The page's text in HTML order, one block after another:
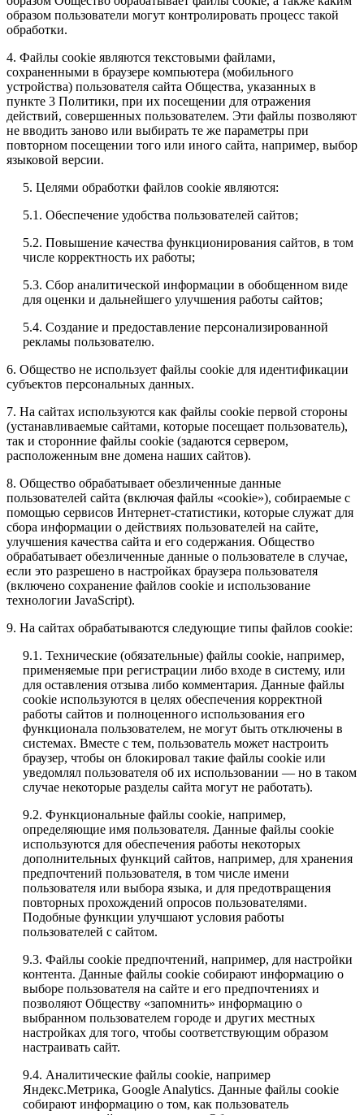
образом пользователи могут контролировать процесс такой
обработки.
4. Файлы cookie являются текстовыми файлами,
сохраненными в браузере компьютера (мобильного
устройства) пользователя сайта Общества, указанных в
пункте 3 Политики, при их посещении для отражения
действий, совершенных пользователем. Эти файлы позволяют
не вводить заново или выбирать те же параметры при
повторном посещении того или иного сайта, например, выбор
языковой версии.
5. Целями обработки файлов cookie являются:
5.1. Обеспечение удобства пользователей сайтов;
5.2. Повышение качества функционирования сайтов, в том
числе корректность их работы;
5.3. Сбор аналитической информации в обобщенном виде
для оценки и дальнейшего улучшения работы сайтов;
5.4. Создание и предоставление персонализированной
рекламы пользователю.
6. Общество не использует файлы cookie для идентификации
субъектов персональных данных.
7. На сайтах используются как файлы cookie первой стороны
(устанавливаемые сайтами, которые посещает пользователь),
так и сторонние файлы cookie (задаются сервером,
расположенным вне домена наших сайтов).
8. Общество обрабатывает обезличенные данные
пользователей сайта (включая файлы «cookie»), собираемые с
помощью сервисов Интернет-статистики, которые служат для
сбора информации о действиях пользователей на сайте,
улучшения качества сайта и его содержания. Общество
обрабатывает обезличенные данные о пользователе в случае,
если это разрешено в настройках браузера пользователя
(включено сохранение файлов cookie и использование
технологии JavaScript).
9. На сайтах обрабатываются следующие типы файлов cookie:
9.1. Технические (обязательные) файлы cookie, например,
применяемые при регистрации либо входе в систему, или
для оставления отзыва либо комментария. Данные файлы
cookie используются в целях обеспечения корректной
работы сайтов и полноценного использования его
функционала пользователем, не могут быть отключены в
системах. Вместе с тем, пользователь может настроить
браузер, чтобы он блокировал такие файлы сookie или
уведомлял пользователя об их использовании — но в таком
случае некоторые разделы сайта могут не работать).
9.2. Функциональные файлы cookie, например,
определяющие имя пользователя. Данные файлы cookie
используются для обеспечения работы некоторых
дополнительных функций сайтов, например, для хранения
предпочтений пользователя, в том числе имени
пользователя или выбора языка, и для предотвращения
повторных прохождений опросов пользователями.
Подобные функции улучшают условия работы
пользователей с сайтом.
9.3. Файлы cookie предпочтений, например, для настройки
контента. Данные файлы cookie собирают информацию о
выборе пользователя на сайте и его предпочтениях и
позволяют Обществу «запомнить» информацию о
выбранном пользователем городе и других местных
настройках для того, чтобы соответствующим образом
настраивать сайт.
9.4. Аналитические файлы cookie, например
Яндекс.Метрика, Google Analytics. Данные файлы cookie
собирают информацию о том, как пользователь